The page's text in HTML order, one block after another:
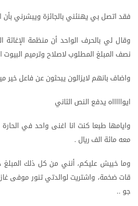
فقداتصل بي يهنئني بالجائزة ويبشرني بأن
وقال لي بالحرف الواحد أن منظمة الإغاثة
نصف المبلغ المطلوبلاصلاحوترميم البيوت
واضاف بانهملايزالون يبحثونعن فاعلخير
ايواااااه يدفع النص الثاني
وايامها طبعا كنت انا اغنى واحد في الحارة
معه مائة الفريال .
وما خبيش عليكم، أنني من كل ذلك المبلغ
قات ضخمة، واشتريت لوالدتيتنور موفى
جو ..